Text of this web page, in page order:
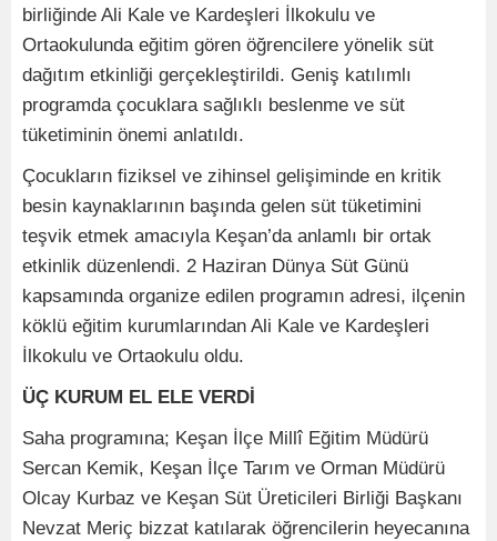
birliğinde Ali Kale ve Kardeşleri İlkokulu ve
Ortaokulunda eğitim gören öğrencilere yönelik süt
dağıtım etkinliği gerçekleştirildi. Geniş katılımlı
programda çocuklara sağlıklı beslenme ve süt
tüketiminin önemi anlatıldı.
Çocukların fiziksel ve zihinsel gelişiminde en kritik
besin kaynaklarının başında gelen süt tüketimini
teşvik etmek amacıyla Keşan’da anlamlı bir ortak
etkinlik düzenlendi. 2 Haziran Dünya Süt Günü
kapsamında organize edilen programın adresi, ilçenin
köklü eğitim kurumlarından Ali Kale ve Kardeşleri
İlkokulu ve Ortaokulu oldu.
ÜÇ KURUM EL ELE VERDİ
Saha programına; Keşan İlçe Millî Eğitim Müdürü
Sercan Kemik, Keşan İlçe Tarım ve Orman Müdürü
Olcay Kurbaz ve Keşan Süt Üreticileri Birliği Başkanı
Nevzat Meriç bizzat katılarak öğrencilerin heyecanına